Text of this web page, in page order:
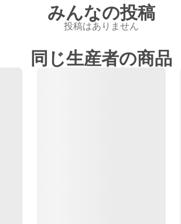
みんなの投稿
投稿はありません
同じ生産者の商品